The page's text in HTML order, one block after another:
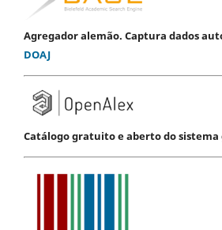
Agregador alemão. Captura dados
DOAJ
Catálogo gratuito e aberto do sistema